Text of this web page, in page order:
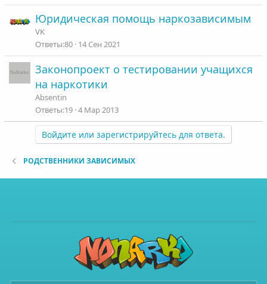
Юридическая помощь наркозависимым
VK
80 14 Сен 2021
Законопроект о тестировании учащихся
на наркотики
Absentin
19 4 Мар 2013
Войдите или зарегистрируйтесь для ответа.
РОДСТВЕННИКИ ЗАВИСИМЫХ